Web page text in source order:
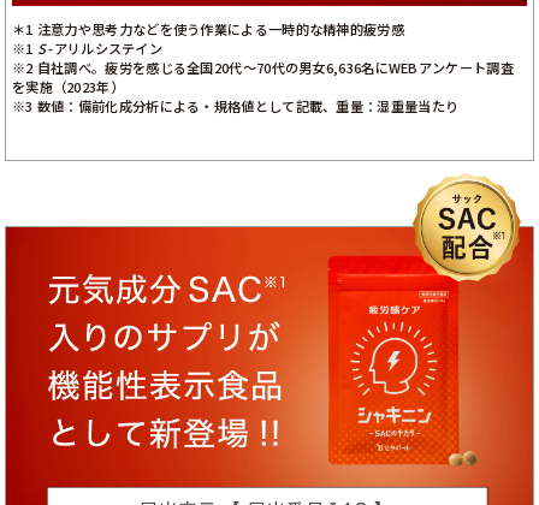
＊1 注意力や思考力などを使う作業による一時的な精神的疲労感
※1 S-アリルシステイン
※2 自社調べ。疲労を感じる全国20代〜70代の男女6,636名にWEBアンケート調査
を実施（2023年）
※3 数値：備前化成分析による・規格値として記載、重量：湿重量当たり